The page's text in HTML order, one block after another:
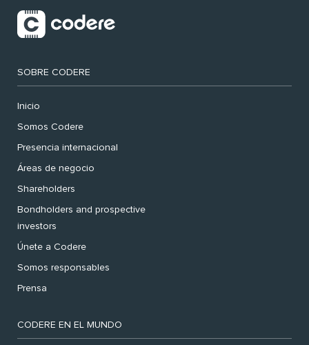
SOBRE CODERE
Inicio
Somos Codere
Presencia internacional
Áreas de negocio
Shareholders
Bondholders and prospective
investors
Únete a Codere
Somos responsables
Prensa
CODERE EN EL MUNDO